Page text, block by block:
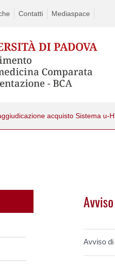
Contatti Mediaspace
acquisto Sistema u-
Avviso di